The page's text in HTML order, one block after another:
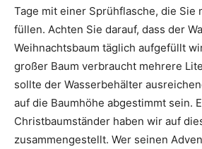
Tage mit einer Sprühflasche, die Sie
füllen. Achten Sie darauf, dass der
Weihnachtsbaum täglich aufgefüllt
großer Baum verbraucht mehrere
sollte der Wasserbehälter
auf die Baumhöhe abgestimmt sein.
Christbaumständer haben wir auf
zusammengestellt. Wer seinen